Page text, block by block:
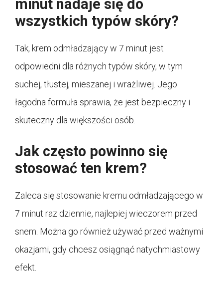
minut nadaje się do
wszystkich typów skóry?
Tak, krem odmładzający w 7 minut jest
odpowiedni dla różnych typów skóry, w tym
suchej, tłustej, mieszanej i wrażliwej. Jego
łagodna formuła sprawia, że jest bezpieczny i
skuteczny dla większości osób.
Jak często powinno się
stosować ten krem?
Zaleca się stosowanie kremu odmładzającego w
7 minut raz dziennie, najlepiej wieczorem przed
snem. Można go również używać przed ważnymi
okazjami, gdy chcesz osiągnąć natychmiastowy
efekt.